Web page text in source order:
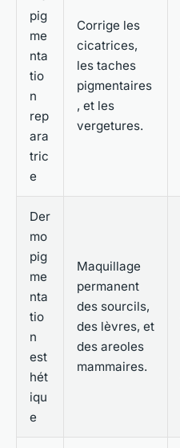
pig
me
nta
tio
n
rep
ara
tric
e
Corrige les
cicatrices,
les taches
pigmentaires
, et les
vergetures.
Der
mo
pig
me
nta
tio
n
est
hét
iqu
e
Maquillage
permanent
des sourcils,
des lèvres, et
des areoles
mammaires.